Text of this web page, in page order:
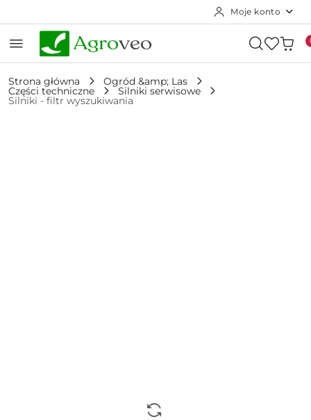
Moje konto
Strona główna Ogród &amp; Las
Części techniczne Silniki serwisowe
Silniki - filtr wyszukiwania